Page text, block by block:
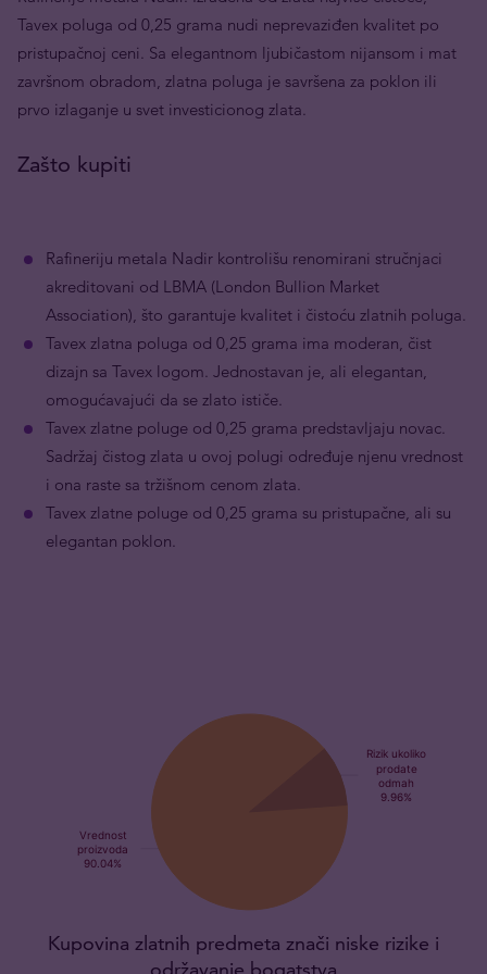
Tavex poluga od 0,25 grama nudi neprevaziđen kvalitet po
pristupačnoj ceni. Sa elegantnom ljubičastom nijansom i mat
završnom obradom, zlatna poluga je savršena za poklon ili
prvo izlaganje u svet investicionog zlata.
Zašto kupiti
Rafineriju metala Nadir kontrolišu renomirani stručnjaci
akreditovani od LBMA (London Bullion Market
Association), što garantuje kvalitet i čistoću zlatnih poluga.
Tavex zlatna poluga od 0,25 grama ima moderan, čist
dizajn sa Tavex logom. Jednostavan je, ali elegantan,
omogućavajući da se zlato ističe.
Tavex zlatne poluge od 0,25 grama predstavljaju novac.
Sadržaj čistog zlata u ovoj polugi određuje njenu vrednost
i ona raste sa tržišnom cenom zlata.
Tavex zlatne poluge od 0,25 grama su pristupačne, ali su
elegantan poklon.
Kupovina zlatnih predmeta znači niske rizike i
održavanje bogatstva